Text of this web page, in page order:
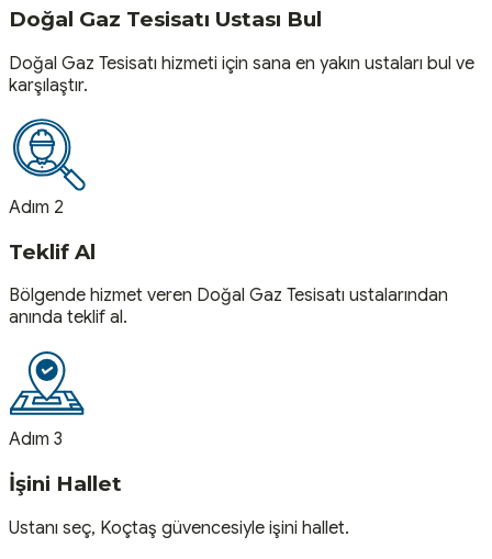
Doğal Gaz Tesisatı Ustası Bul
Doğal Gaz Tesisatı hizmeti için sana en yakın ustaları bul ve
karşılaştır.
Adım 2
Teklif Al
Bölgende hizmet veren Doğal Gaz Tesisatı ustalarından
anında teklif al.
Adım 3
İşini Hallet
Ustanı seç, Koçtaş güvencesiyle işini hallet.